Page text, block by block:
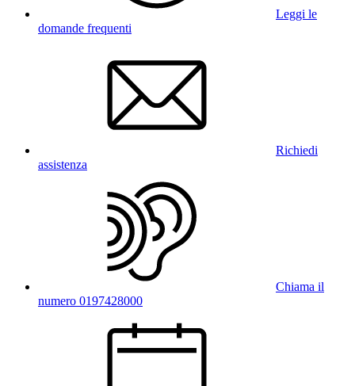
Leggi le
domande frequenti
Richiedi
assistenza
Chiama il
numero 0197428000